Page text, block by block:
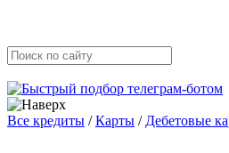
Все кредиты /Карты / Дебетовые